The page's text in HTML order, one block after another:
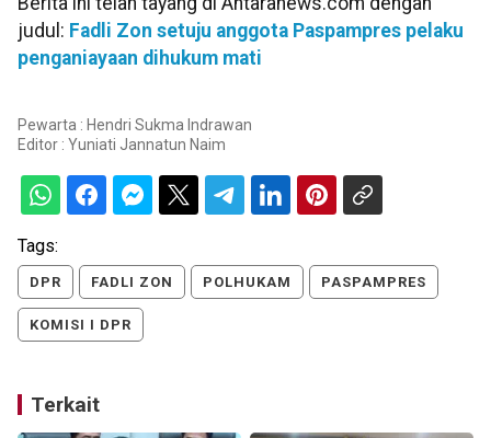
judul: Fadli Zon setuju anggota Paspampres pelaku
penganiayaan dihukum mati
Pewarta : Hendri Sukma Indrawan
Editor : Yuniati Jannatun Naim
Tags:
DPR FADLI ZON POLHUKAM PASPAMPRES
KOMISI I DPR
Terkait